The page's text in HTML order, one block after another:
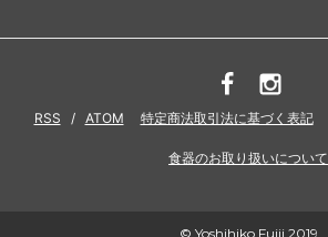
RSS / ATOM 特定商法取引法に基づく表記
食器のお取り扱いについて
© Yoshihiko Fujii 2019